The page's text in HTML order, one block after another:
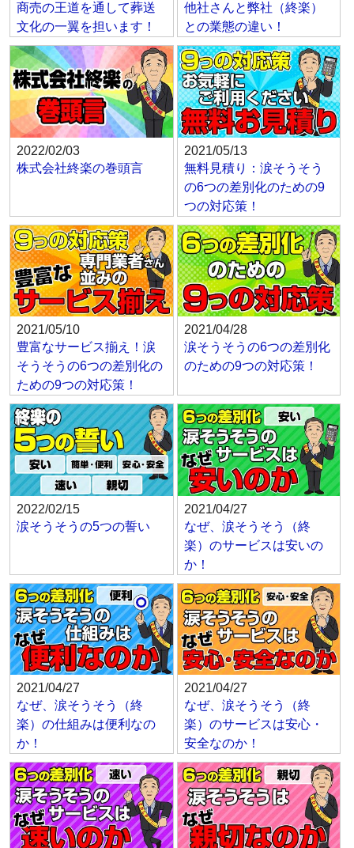
商売の王道を通して葬送
文化の一翼を担います！
他社さんと弊社（終楽）
との業態の違い！
2022/02/03
株式会社終楽の巻頭言
2021/05/13
無料見積り：涙そうそう
の6つの差別化のための9
つの対応策！
2021/05/10
豊富なサービス揃え！涙
そうそうの6つの差別化の
ための9つの対応策！
2021/04/28
涙そうそうの6つの差別化
のための9つの対応策！
2022/02/15
涙そうそうの5つの誓い
2021/04/27
なぜ、涙そうそう（終
楽）のサービスは安いの
か！
2021/04/27
なぜ、涙そうそう（終
楽）の仕組みは便利なの
か！
2021/04/27
なぜ、涙そうそう（終
楽）のサービスは安心・
安全なのか！